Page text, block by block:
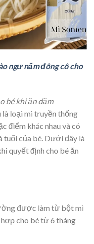
ngư nấm đông cô cho
bé khi ăn dặm
là loại mì truyền thống
điểm khác nhau và có
tuổi của bé. Dưới đây là
quyết định cho bé ăn
được làm từ bột mì
cho bé từ 6 tháng